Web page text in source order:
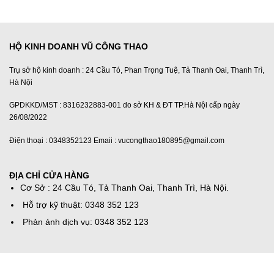
HỘ KINH DOANH VŨ CÔNG THAO
Trụ sở hộ kinh doanh : 24 Cầu Tó, Phan Trọng Tuệ, Tả Thanh Oai, Thanh Trì,
Hà Nội
GPDKKD/MST : 8316232883-001 do sở KH & ĐT TP.Hà Nội cấp ngày
26/08/2022
Điện thoại : 0348352123 Emaii : vucongthao180895@gmail.com
ĐỊA CHỈ CỬA HÀNG
Cơ Sở : 24 Cầu Tó, Tả Thanh Oai, Thanh Trì, Hà Nội.
Hỗ trợ kỹ thuật: 0348 352 123
Phản ánh dịch vụ: 0348 352 123